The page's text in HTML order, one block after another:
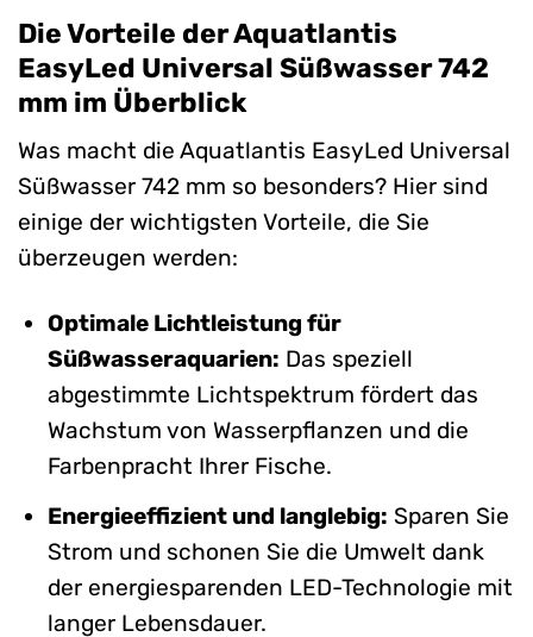
Die Vorteile der Aquatlantis
EasyLed Universal Süßwasser 742
mm im Überblick
Was macht die Aquatlantis EasyLed Universal
Süßwasser 742 mm so besonders? Hier sind
einige der wichtigsten Vorteile, die Sie
überzeugen werden:
Optimale Lichtleistung für
Süßwasseraquarien: Das speziell
abgestimmte Lichtspektrum fördert das
Wachstum von Wasserpflanzen und die
Farbenpracht Ihrer Fische.
Energieeffizient und langlebig: Sparen Sie
Strom und schonen Sie die Umwelt dank
der energiesparenden LED-Technologie mit
langer Lebensdauer.